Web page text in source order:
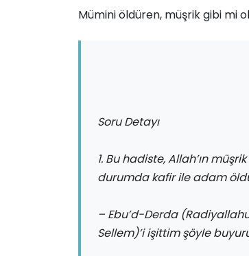
Mümini öldüren, müşrik gibi mi
Soru Detayı
1. Bu hadiste, Allah’ın
durumda kafir ile adam
– Ebu’d-Derda
Sellem)’i işittim şöyle